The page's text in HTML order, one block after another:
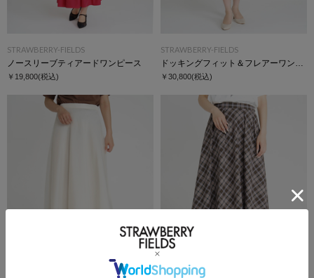
STRAWBERRY-FIELDS
ノースリーブティアードワンピース
￥19,800(税込)
STRAWBERRY-FIELDS
￥30,800(税込)